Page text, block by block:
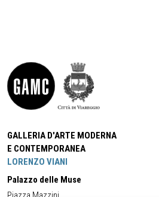
GALLERIA D'ARTE MODERNA
E CONTEMPORANEA
LORENZO VIANI
Palazzo delle Muse